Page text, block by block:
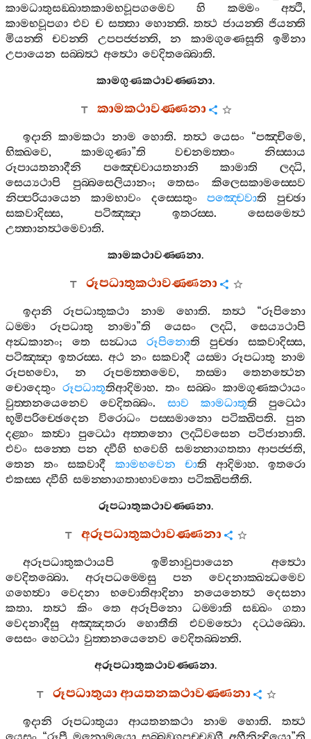
කාමධාතුසඞ‍්ඛාතකාමභවූපගමෙව
හි කම‍්මං අත්‍ථි,
කාමභවූපගා එව ච සත‍්තා හොන‍්ති.තත්‍ථ ජායන‍්ති ජියන‍්ති
මියන‍්ති
චවන‍්ති උපපජ‍්ජන‍්ති,න කාමගුණෙසූති
ඉමිනා
උපායෙන සබ‍්බත්‍ථ අත්‍ථො වෙදිතබ‍්බොති.
කාමගුණකථාවණ‍්ණනා.
කාමකථාවණ‍්ණනා
ඉදානි කාමකථා නාම හොති. තත්‍ථ යෙසං “පඤ‍්චිමෙ,
භික‍්ඛවෙ, කාමගුණා”ති වචනමත‍්තං
නිස‍්සාය
රූපායතනාදීනි
පඤ‍්චෙවායතනානි කාමාති ලද‍්ධි,
සෙය්‍යථාපි
පුබ‍්බසෙලියානං;තෙසං
කිලෙසකාමස‍්සෙව
නිප‍්පරියායෙන
කාමභාවං දස‍්සෙතුං පඤ‍්චෙවාති
පුච‍්ඡා
සකවාදිස‍්ස, පටිඤ‍්ඤා ඉතරස‍්ස. සෙසමෙත්‍ථ
උත‍්තානත්‍ථමෙවාති.
කාමකථාවණ‍්ණනා.
රූපධාතුකථාවණ‍්ණනා
ඉදානි රූපධාතුකථා නාම හොති. තත්‍ථ“රූපිනො
ධම‍්මා
රූපධාතු නාමා”ති යෙසං ලද‍්ධි,සෙය්‍යථාපි
අන්‍ධකානං; තෙ සන්‍ධාය රූපිනොති පුච‍්ඡා සකවාදිස‍්ස,
පටිඤ‍්ඤා ඉතරස‍්ස.අථ නං සකවාදී යස‍්මා රූපධාතු නාම
රූපභවො,න රූපමත‍්තමෙව, තස‍්මා
තෙනත්‍ථෙන
චොදෙතුං රූපධාතූතිආදිමාහ. තං සබ‍්බං කාමගුණකථායං
වුත‍්තනයෙනෙව
වෙදිතබ‍්බං. සාව කාමධාතූති
පුට‍්ඨො
භූමිපරිච‍්ඡෙදෙන
විරොධං පස‍්සමානො පටික‍්ඛිපති. පුන
දළ‍්හං
කත්‍වා පුට‍්ඨො අත‍්තනො ලද‍්ධිවසෙන පටිජානාති.
එවං සන‍්තෙ පන ද‍්වීහි භවෙහි සමන‍්නාගතතා ආපජ‍්ජති,
තෙන
තං සකවාදී කාමභවෙන චාති ආදිමාහ.ඉතරො
එකස‍්ස ද‍්වීහි සමන‍්නාගතාභාවතො පටික‍්ඛිපතීති.
රූපධාතුකථාවණ‍්ණනා.
අරූපධාතුකථාවණ‍්ණනා
අරූපධාතුකථායපි ඉමිනාවුපායෙන
අත්‍ථො
වෙදිතබ‍්බො. අරූපධම‍්මෙසු පන
වෙදනාක‍්ඛන්‍ධමෙව
ගහෙත්‍වා
වෙදනා භවොතිආදිනා නයෙනෙත්‍ථ
දෙසනා
කතා. තත්‍ථ කිං තෙ අරූපිනො ධම‍්මාති සඞ‍්ඛං
ගතා
වෙදනාදීසු
අඤ‍්ඤතරා හොතීති එවමත්‍ථො දට‍්ඨබ‍්බො.
සෙසං හෙට‍්ඨා වුත‍්තනයෙනෙව වෙදිතබ‍්බන‍්ති.
අරූපධාතුකථාවණ‍්ණනා.
රූපධාතුයාආයතනකථාවණ‍්ණනා
ඉදානි රූපධාතුයා ආයතනකථා නාම හොති.තත්‍ථ